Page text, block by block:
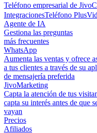
Teléfono empresarial de
IntegracionesTeléfono Plus
Agente de IA
Gestiona las preguntas
más frecuentes
WhatsApp
Aumenta las ventas y ofrece
a tus clientes a través de su
de mensajería preferida
JivoMarketing
Capta la atención de tus
capta su interés antes de que
vayan
Precios
Afiliados